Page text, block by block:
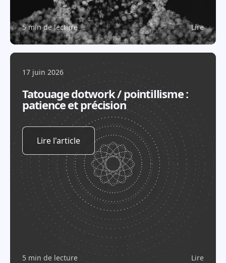
5 min de lecture Lire
17 juin 2026
Tatouage dotwork / pointillisme :
patience et précision
Lire l'article
5 min de lecture Lire